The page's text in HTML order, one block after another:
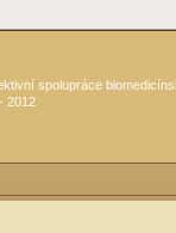
spolupráce
2012